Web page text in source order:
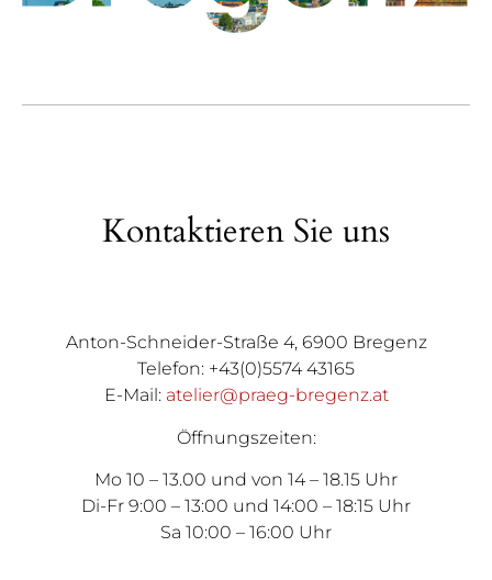
Kontaktieren Sie uns
Anton-Schneider-Straße 4, 6900 Bregenz
Telefon: +43(0)5574 43165
E-Mail: atelier@praeg-bregenz.at
Öffnungszeiten:
Mo 10 – 13.00 und von 14 – 18.15 Uhr
Di-Fr 9:00 – 13:00 und 14:00 – 18:15 Uhr
Sa 10:00 – 16:00 Uhr